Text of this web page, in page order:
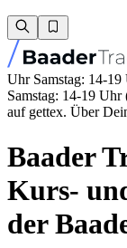
Uhr Samstag: 14-19
Samstag: 14-19
auf gettex. Über
Baader
Kurs-
der